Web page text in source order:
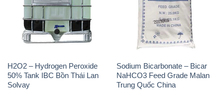
H2O2 – Hydrogen Peroxide
50% Tank IBC Bồn Thái Lan
Solvay
Sodium Bicarbonate – Bicar
NaHCO3 Feed Grade Malan
Trung Quốc China